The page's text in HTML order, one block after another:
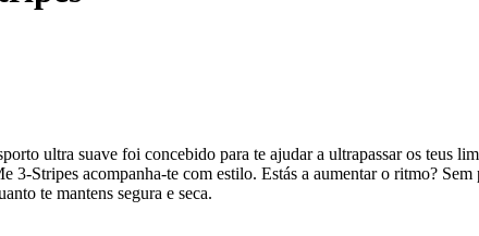
ultra suave foi concebido para te ajudar a ultrapassar os teus
Stripes acompanha-te com estilo. Estás a aumentar o ritmo?
te mantens segura e seca.